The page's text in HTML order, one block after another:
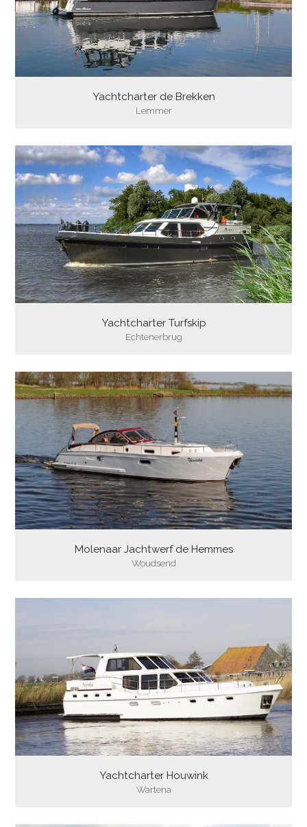
Yachtcharter de Brekken
Lemmer
Yachtcharter Turfskip
Echtenerbrug
Molenaar Jachtwerf de Hemmes
Woudsend
Yachtcharter Houwink
Wartena